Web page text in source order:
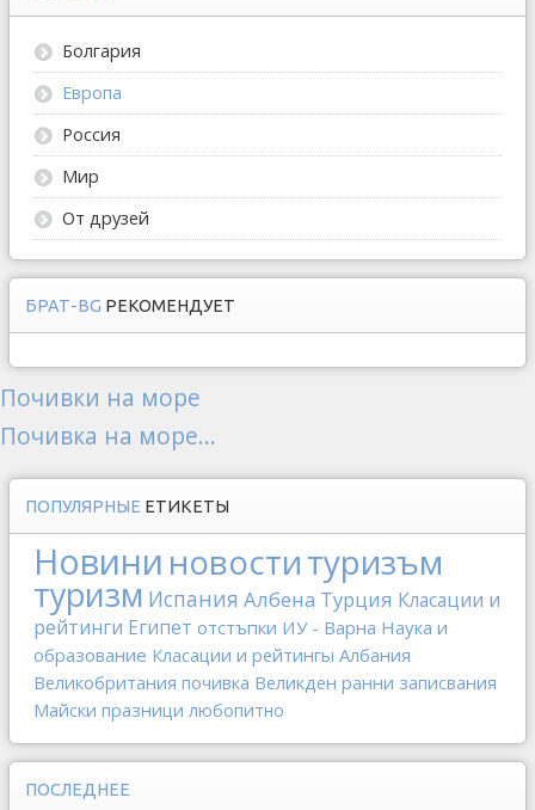
Болгария
Европа
Россия
Мир
От друзей
БРАТ-BG РЕКОМЕНДУЕТ
Почивки на море
Почивка на море...
ПОПУЛЯРНЫЕ ЕТИКЕТЫ
Новини новоституризъм
туризм Испания Албена Турция Класации и
рейтинги Египет отстъпки ИУ - Варна Наука и
образование Класации и рейтингы Албания
Великобритания почивка Великден ранни записвания
Майски празници любопитно
ПОСЛЕДНЕЕ